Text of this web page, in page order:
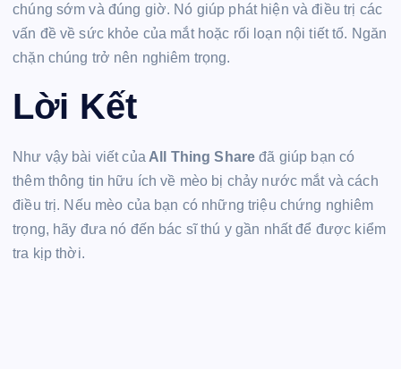
chúng sớm và đúng giờ. Nó giúp phát hiện và điều trị các
vấn đề về sức khỏe của mắt hoặc rối loạn nội tiết tố. Ngăn
chặn chúng trở nên nghiêm trọng.
Lời Kết
Như vậy bài viết của All Thing Share đã giúp bạn có
thêm thông tin hữu ích về mèo bị chảy nước mắt và cách
điều trị. Nếu mèo của bạn có những triệu chứng nghiêm
trọng, hãy đưa nó đến bác sĩ thú y gần nhất để được kiểm
tra kịp thời.